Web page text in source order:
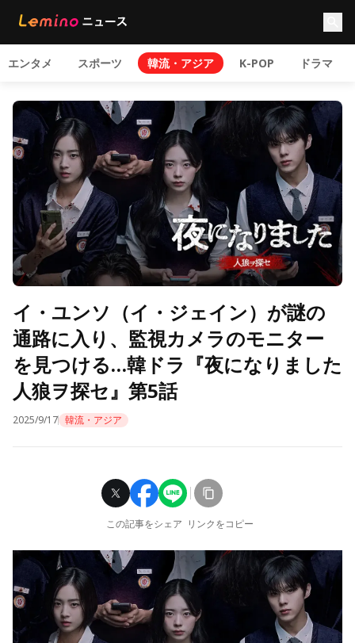
エンタメ スポーツ 韓流・アジア K-POP ドラマ
イ・ユンソ（イ・ジェイン）が謎の
通路に入り、監視カメラのモニター
を見つける…韓ドラ『夜になりました
人狼ヲ探セ』第5話
2025/9/17 韓流・アジア
この記事をシェア リンクをコピー